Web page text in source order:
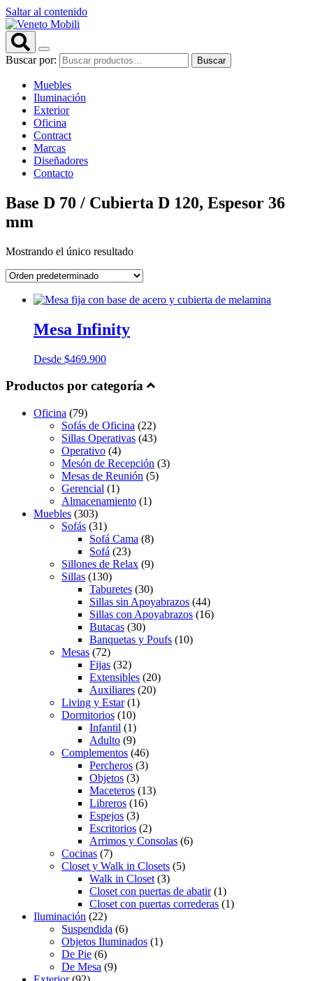
Saltar al contenido
Buscar por: Buscar
Muebles
Iluminación
Exterior
Oficina
Contract
Marcas
Diseñadores
Contacto
Base D 70 / Cubierta D 120, Espesor 36
mm
Mostrando el único resultado
Mesa Infinity
Desde $469.900
Productos por categoría
Oficina (79)
Sofás de Oficina (22)
Sillas Operativas (43)
Operativo (4)
Mesón de Recepción (3)
Mesas de Reunión (5)
Gerencial (1)
Almacenamiento (1)
Muebles (303)
Sofás (31)
Sofá Cama (8)
Sofá (23)
Sillones de Relax (9)
Sillas (130)
Taburetes (30)
Sillas sin Apoyabrazos (44)
Sillas con Apoyabrazos (16)
Butacas (30)
Banquetas y Poufs (10)
Mesas (72)
Fijas (32)
Extensibles (20)
Auxiliares (20)
Living y Estar(1)
Dormitorios (10)
Infantil (1)
Adulto (9)
Complementos (46)
Percheros (3)
Objetos (3)
Maceteros (13)
Libreros (16)
Espejos (3)
Escritorios (2)
Arrimos y Consolas (6)
Cocinas (7)
Closet y Walk in Closets (5)
Walk in Closet (3)
Closet con puertas de abatir(1)
Closet con puertas correderas (1)
Iluminación (22)
Suspendida (6)
Objetos Iluminados (1)
De Pie (6)
De Mesa (9)